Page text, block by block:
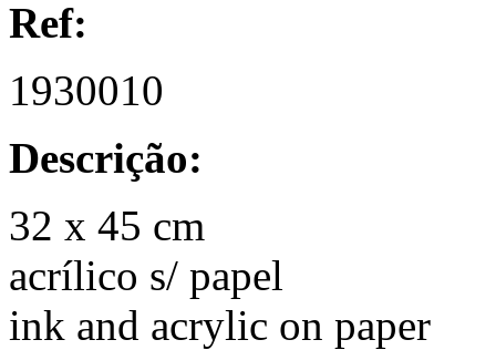
Ref:
1930010
Descrição:
32 x 45 cm
acrílico s/ papel
ink and acrylic on paper